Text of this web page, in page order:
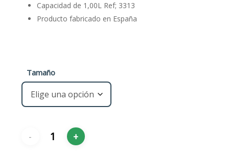
Capacidad de 1,00L Ref; 3313
Producto fabricado en España
Tamaño